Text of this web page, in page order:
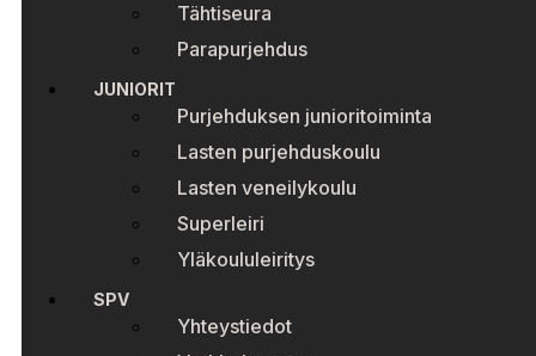
Tähtiseura
Parapurjehdus
JUNIORIT
Purjehduksen junioritoiminta
Lasten purjehduskoulu
Lasten veneilykoulu
Superleiri
Yläkoululeiritys
SPV
Yhteystiedot